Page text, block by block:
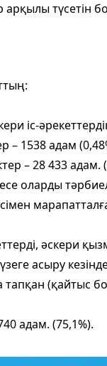
арқылы түсетін
іс-
– 1538 адам
– 28 433 адам.
оларды
әскери
асыру
тапқан
адам. (75,1%).